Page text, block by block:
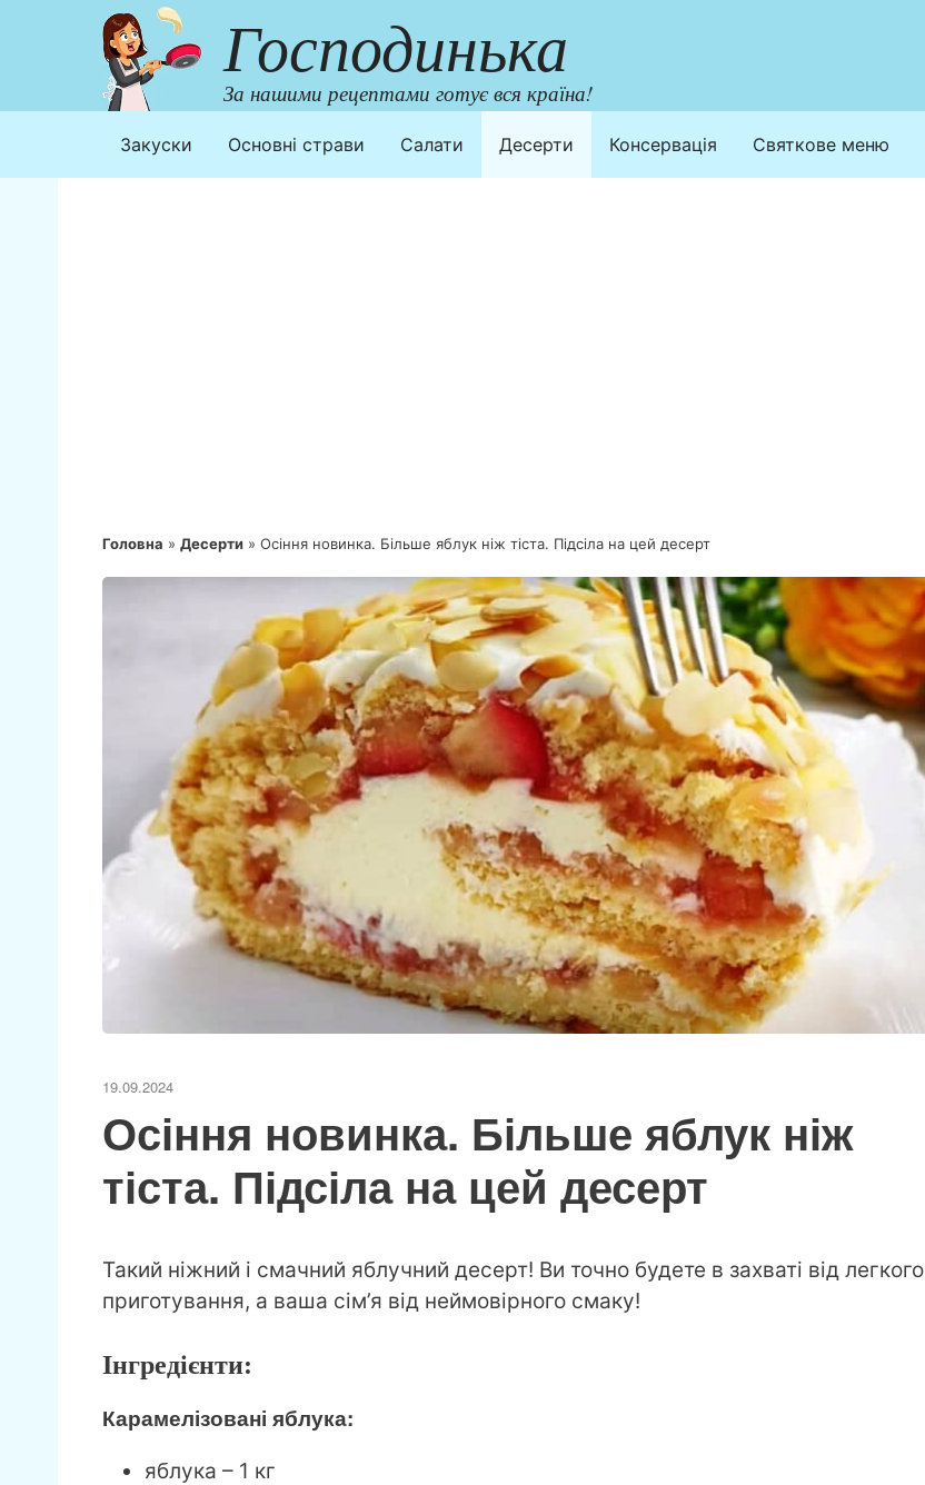
Господинька
За нашими рецептами готує вся країна!
Закуски Основні страви Салати Десерти Консервація Святкове меню
Головна » Десерти » Осіння новинка. Більше яблук ніж тіста. Підсіла на цей десерт
19.09.2024
Осіння новинка. Більше яблук ніж
тіста. Підсіла на цей десерт
Такий ніжний і смачний яблучний десерт! Ви точно будете в захваті від легкого
приготування, а ваша сім’я від неймовірного смаку!
Інгредієнти:
Карамелізовані яблука:
яблука – 1 кг